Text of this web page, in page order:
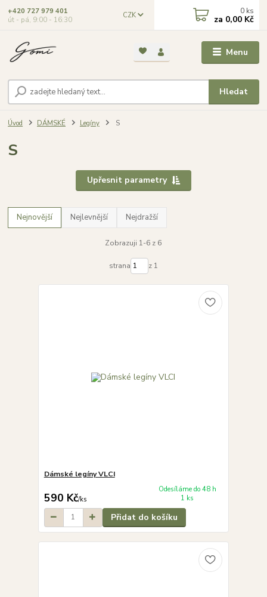
Menu
CZK
Hledat
+420 727 979 401
út - pá, 9:00 - 16:30
0 ks
za 0,00 Kč
Úvod DÁMSKÉ Legíny S
S
Upřesnit parametry
Nejnovější Nejlevnější Nejdražší
Zobrazuji 1-6 z 6
strana z 1
Dámské legíny VLCI
590 Kč/ks
Odesíláme do 48 h
1 ks
Přidat do košíku